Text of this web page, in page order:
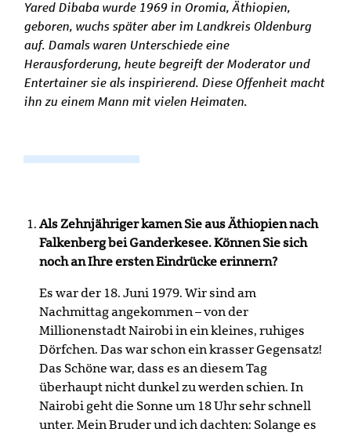
Yared Dibaba wurde 1969 in Oromia, Äthiopien,
geboren, wuchs später aber im Landkreis Oldenburg
auf. Damals waren Unterschiede eine
Herausforderung, heute begreift der Moderator und
Entertainer sie als inspirierend. Diese Offenheit macht
ihn zu einem Mann mit vielen Heimaten.
Als Zehnjähriger kamen Sie aus Äthiopien nach
Falkenberg bei Ganderkesee. Können Sie sich
noch an Ihre ersten Eindrücke erinnern?
Es war der 18. Juni 1979. Wir sind am
Nachmittag angekommen – von der
Millionenstadt Nairobi in ein kleines, ruhiges
Dörfchen. Das war schon ein krasser Gegensatz!
Das Schöne war, dass es an diesem Tag
überhaupt nicht dunkel zu werden schien. In
Nairobi geht die Sonne um 18 Uhr sehr schnell
unter. Mein Bruder und ich dachten: Solange es